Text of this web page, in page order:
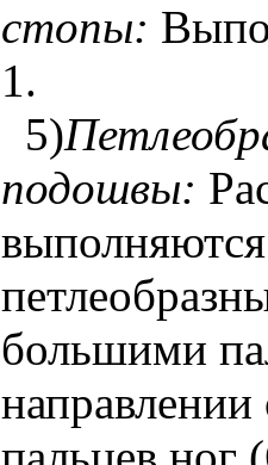
стопы:
1.
5)
подошвы:
большими
направлении